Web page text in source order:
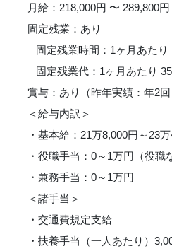
月給：218,000円 〜 289,800円
固定残業：あり
固定残業時間：1ヶ月あたり
固定残業代：1ヶ月あたり
賞与：あり（昨年実績：年2回
＜給与内訳＞
・基本給：21万8,000円～23
・役職手当：0～1万円（役職
・兼務手当：0～1万円
＜諸手当＞
・交通費規定支給
・扶養手当（一人あたり）